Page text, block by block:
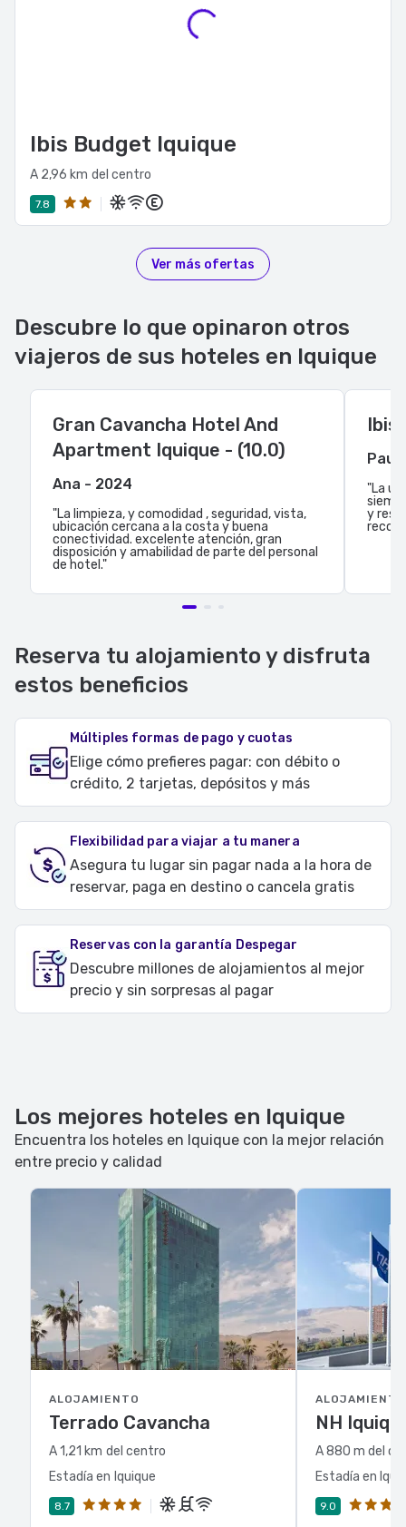
Ibis Budget Iquique
A 2,96 km del centro
7.8
Ver más ofertas
Descubre lo que opinaron otros
viajeros de sus hoteles en Iquique
Gran Cavancha Hotel And
Apartment Iquique - (10.0)
Ana - 2024
"La limpieza, y comodidad , seguridad, vista,
ubicación cercana a la costa y buena
conectividad. excelente atención, gran
disposición y amabilidad de parte del personal
de hotel."
Ibis
"La
y
Reserva tu alojamiento y disfruta
estos beneficios
Múltiples formas de pago y cuotas
Elige cómo prefieres pagar: con débito o
crédito, 2 tarjetas, depósitos y más
Flexibilidad para viajar a tu manera
Asegura tu lugar sin pagar nada a la hora de
reservar, paga en destino o cancela gratis
Reservas con la garantía Despegar
Descubre millones de alojamientos al mejor
precio y sin sorpresas al pagar
Los mejores hoteles en Iquique
Encuentra los hoteles en Iquique con la mejor relación
entre precio y calidad
ALOJAMIENTO
Terrado Cavancha
A 1,21 km del centro
Estadía en Iquique
8.7
ALOJAMIENTO
NH
A 880 m del
Estadía en
9.0